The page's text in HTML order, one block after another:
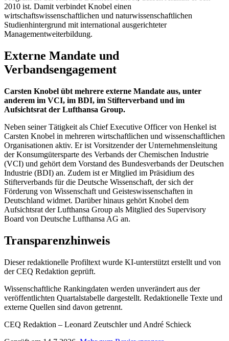
2010 ist. Damit verbindet Knobel einen
wirtschaftswissenschaftlichen und naturwissenschaftlichen
Studienhintergrund mit international ausgerichteter
Managementweiterbildung.
Externe Mandate und
Verbandsengagement
Carsten Knobel übt mehrere externe Mandate aus, unter
anderem im VCI, im BDI, im Stifterverband und im
Aufsichtsrat der Lufthansa Group.
Neben seiner Tätigkeit als Chief Executive Officer von Henkel ist
Carsten Knobel in mehreren wirtschaftlichen und wissenschaftlichen
Organisationen aktiv. Er ist Vorsitzender der Unternehmensleitung
der Konsumgütersparte des Verbands der Chemischen Industrie
(VCI) und gehört dem Vorstand des Bundesverbands der Deutschen
Industrie (BDI) an. Zudem ist er Mitglied im Präsidium des
Stifterverbands für die Deutsche Wissenschaft, der sich der
Förderung von Wissenschaft und Geisteswissenschaften in
Deutschland widmet. Darüber hinaus gehört Knobel dem
Aufsichtsrat der Lufthansa Group als Mitglied des Supervisory
Board von Deutsche Lufthansa AG an.
Transparenzhinweis
Dieser redaktionelle Profiltext wurde KI-unterstützt erstellt und von
der CEQ Redaktion geprüft.
Wissenschaftliche Rankingdaten werden unverändert aus der
veröffentlichten Quartalstabelle dargestellt. Redaktionelle Texte und
externe Quellen sind davon getrennt.
CEQ Redaktion – Leonard Zeutschler und André Schieck